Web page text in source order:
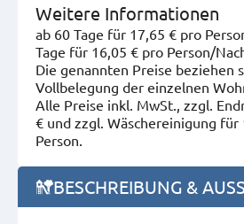
Weitere Informationen
ab 60 Tage für 17,65 € pro
Tage für 16,05 € pro Person/
Die genannten Preise beziehen
Vollbelegung der einzelnen
Alle Preise inkl. MwSt., zzgl.
€ und zzgl. Wäschereinigung für
Person.
BESCHREIBUNG &